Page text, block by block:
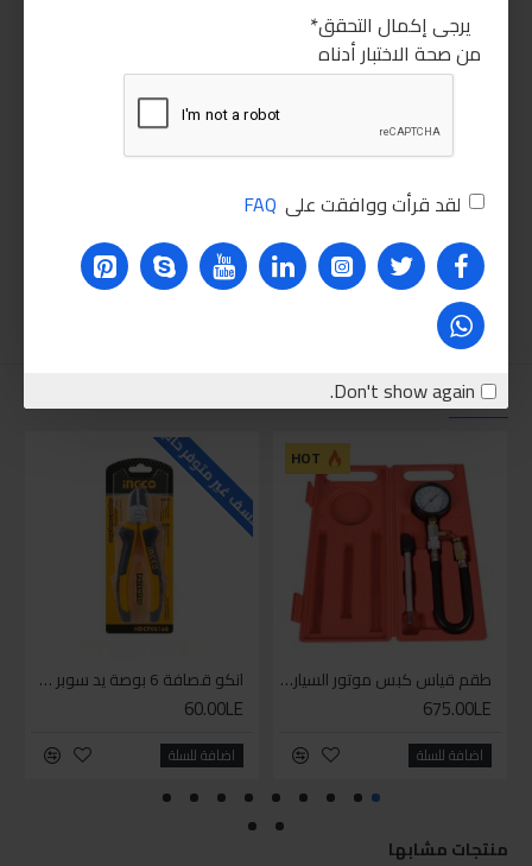
يرجى إكمال التحقق
من صحة الاختبار أدناه
لقد قرأت ووافقت على FAQ
Don't show again.
نقترحه عليك
HOT
طقم قياس كبس موتور السياره 3 ق
675.00LE
اضافة للسلة
للاسف غير متوفر حاليا
انكو قصافة 6 بوصة يد سوبر وان
60.00LE
اضافة للسلة
منتجات مشابها